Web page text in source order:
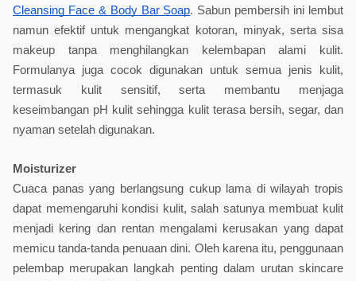
Cleansing Face & Body Bar Soap. Sabun pembersih ini lembut
namun efektif untuk mengangkat kotoran, minyak, serta sisa
makeup tanpa menghilangkan kelembapan alami kulit.
Formulanya juga cocok digunakan untuk semua jenis kulit,
termasuk kulit sensitif, serta membantu menjaga
keseimbangan pH kulit sehingga kulit terasa bersih, segar, dan
nyaman setelah digunakan.
Moisturizer
Cuaca panas yang berlangsung cukup lama di wilayah tropis
dapat memengaruhi kondisi kulit, salah satunya membuat kulit
menjadi kering dan rentan mengalami kerusakan yang dapat
memicu tanda-tanda penuaan dini. Oleh karena itu, penggunaan
pelembap merupakan langkah penting dalam urutan skincare